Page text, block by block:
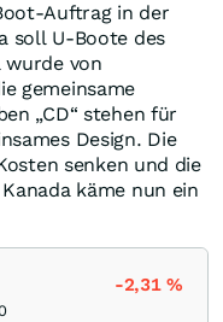
Auftrag in der
soll U-Boote des
wurde von
gemeinsame
„CD“ stehen für
Design. Die
senken und die
käme nun ein
-2,31%